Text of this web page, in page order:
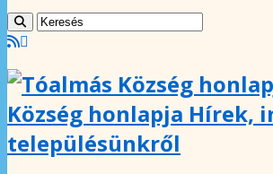
Község honlapja Hírek,
településünkről